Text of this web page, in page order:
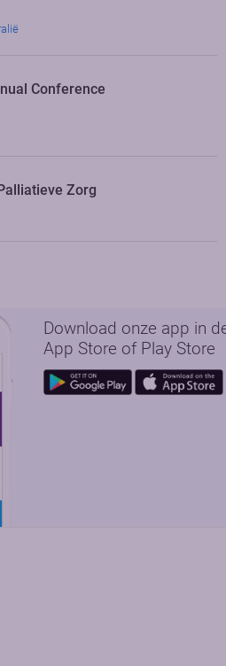
Conference
Zorg
Download onze app in
App Store of Play Store